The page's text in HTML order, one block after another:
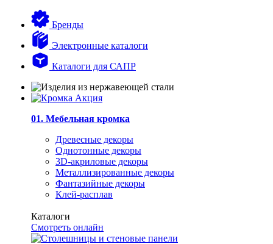
Бренды
Электронные каталоги
Каталоги для САПР
01. Мебельная кромка
Древесные декоры
Однотонные декоры
3D-акриловые декоры
Металлизированные декоры
Фантазийные декоры
Клей-расплав
Каталоги
Смотреть онлайн